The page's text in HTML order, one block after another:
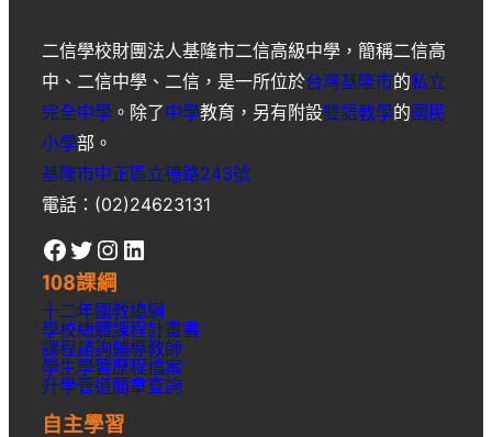
二信學校財團法人基隆市二信高級中學 ，簡稱二信高
中 、 二信中學 、 二信 ，是一所位於台灣基隆市的私立
完全中學 。除了中學教育，另有附設雙語教學的國民
小學部。
基隆市中正區立德路243號
電話：(02)24623131
Facebook Twitter Instagram LinkedIn
108課綱
十二年國教總綱
學校總體課程計畫書
課程諮詢輔導教師
學生學習歷程檔案
升學管道簡章查詢
自主學習